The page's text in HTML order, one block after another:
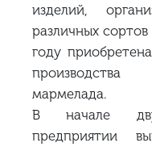
изделий,
различных
году
мармелада.
В начале
предприятии